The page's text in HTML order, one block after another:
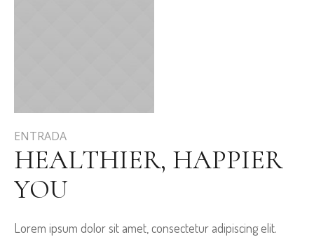
ENTRADA
HEALTHIER, HAPPIER
YOU
Lorem ipsum dolor sit amet, consectetur adipiscing elit.